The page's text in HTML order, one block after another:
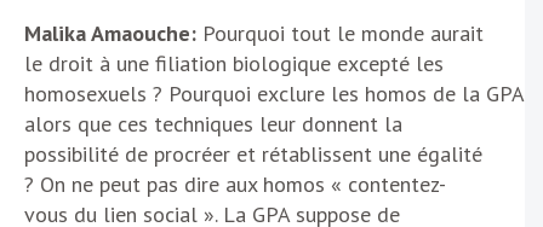
Malika Amaouche: Pourquoi tout le monde aurait
le droit à une filiation biologique excepté les
homosexuels ? Pourquoi exclure les homos de la GPA
alors que ces techniques leur donnent la
possibilité de procréer et rétablissent une égalité
? On ne peut pas dire aux homos « contentez-
vous du lien social ». La GPA suppose de